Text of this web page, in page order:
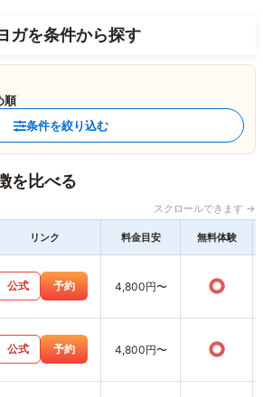
ガを条件から探す
順
条件を絞り込む
を比べる
スクロールできます →
リンク 料金目安 無料体験
公式 予約 4,800円〜 ○
公式 予約 4,800円〜 ○